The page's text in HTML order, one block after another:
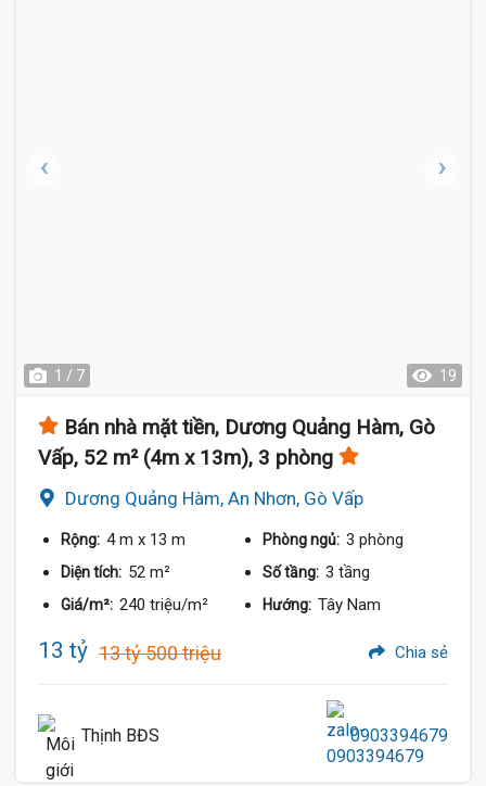
1 / 7 19
Bán nhà mặt tiền, Dương Quảng Hàm, Gò
Vấp, 52 m² (4m x 13m), 3 phòng
Dương Quảng Hàm, An Nhơn, Gò Vấp
Rộng: 4 m x 13 m Phòng ngủ: 3 phòng
Diện tích: 52 m² Số tầng: 3 tầng
Giá/m²: 240 triệu/m² Hướng: Tây Nam
13 tỷ 13 tỷ 500 triệu Chia sẻ
Thịnh BĐS 0903394679